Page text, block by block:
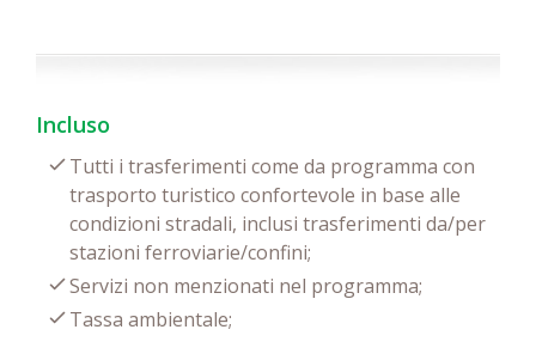
Incluso
Tutti i trasferimenti come da programma con
trasporto turistico confortevole in base alle
condizioni stradali, inclusi trasferimenti da/per
stazioni ferroviarie/confini;
Servizi non menzionati nel programma;
Tassa ambientale;